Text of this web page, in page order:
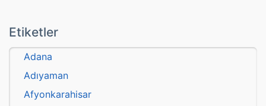
Etiketler
Adana
Adıyaman
Afyonkarahisar